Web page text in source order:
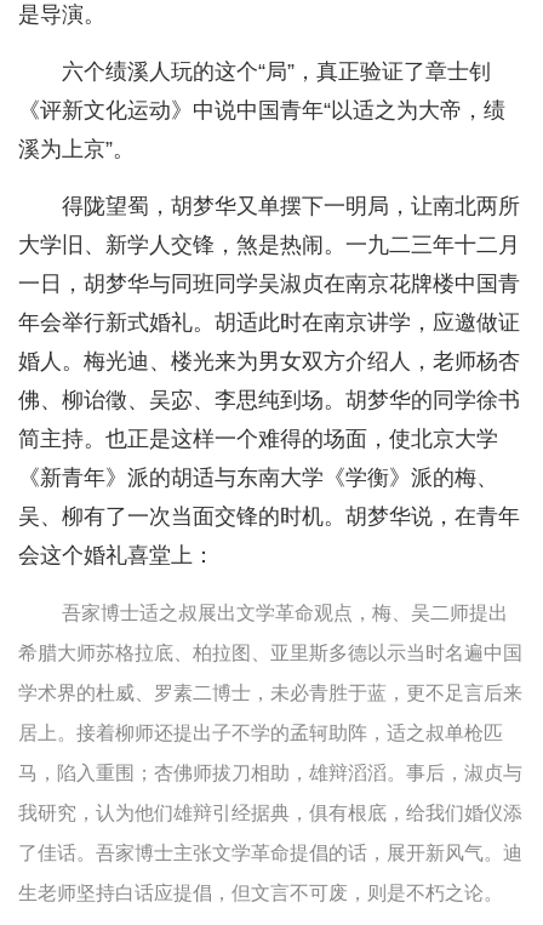
是导演。
六个绩溪人玩的这个“局”，真正验证了章士钊
《评新文化运动》中说中国青年“以适之为大帝，绩
溪为上京”。
得陇望蜀，胡梦华又单摆下一明局，让南北两所
大学旧、新学人交锋，煞是热闹。一九二三年十二月
一日，胡梦华与同班同学吴淑贞在南京花牌楼中国青
年会举行新式婚礼。胡适此时在南京讲学，应邀做证
婚人。梅光迪、楼光来为男女双方介绍人，老师杨杏
佛、柳诒徵、吴宓、李思纯到场。胡梦华的同学徐书
简主持。也正是这样一个难得的场面，使北京大学
《新青年》派的胡适与东南大学《学衡》派的梅、
吴、柳有了一次当面交锋的时机。胡梦华说，在青年
会这个婚礼喜堂上：
吾家博士适之叔展出文学革命观点，梅、吴二师提出
希腊大师苏格拉底、柏拉图、亚里斯多德以示当时名遍中国
学术界的杜威、罗素二博士，未必青胜于蓝，更不足言后来
居上。接着柳师还提出子不学的孟轲助阵，适之叔单枪匹
马，陷入重围；杏佛师拔刀相助，雄辩滔滔。事后，淑贞与
我研究，认为他们雄辩引经据典，俱有根底，给我们婚仪添
了佳话。吾家博士主张文学革命提倡的话，展开新风气。迪
生老师坚持白话应提倡，但文言不可废，则是不朽之论。